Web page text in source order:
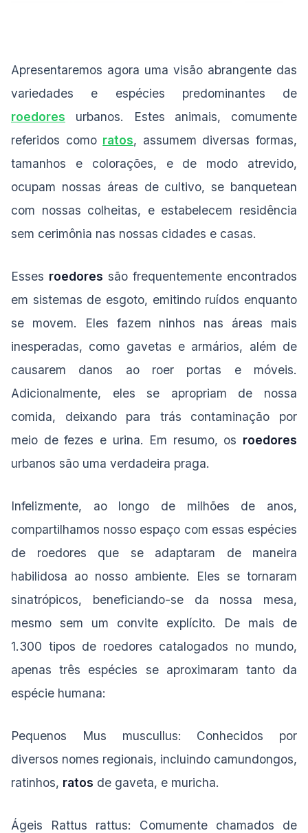
Apresentaremos agora uma visão abrangente das
variedades e espécies predominantes de
roedores urbanos. Estes animais, comumente
referidos como ratos, assumem diversas formas,
tamanhos e colorações, e de modo atrevido,
ocupam nossas áreas de cultivo, se banquetean
com nossas colheitas, e estabelecem residência
sem cerimônia nas nossas cidades e casas.
Esses roedores são frequentemente encontrados
em sistemas de esgoto, emitindo ruídos enquanto
se movem. Eles fazem ninhos nas áreas mais
inesperadas, como gavetas e armários, além de
causarem danos ao roer portas e móveis.
Adicionalmente, eles se apropriam de nossa
comida, deixando para trás contaminação por
meio de fezes e urina. Em resumo, os roedores
urbanos são uma verdadeira praga.
Infelizmente, ao longo de milhões de anos,
compartilhamos nosso espaço com essas espécies
de roedores que se adaptaram de maneira
habilidosa ao nosso ambiente. Eles se tornaram
sinatrópicos, beneficiando-se da nossa mesa,
mesmo sem um convite explícito. De mais de
1.300 tipos de roedores catalogados no mundo,
apenas três espécies se aproximaram tanto da
espécie humana:
Pequenos Mus muscullus: Conhecidos por
diversos nomes regionais, incluindo camundongos,
ratinhos, ratos de gaveta, e muricha.
Ágeis Rattus rattus: Comumente chamados de